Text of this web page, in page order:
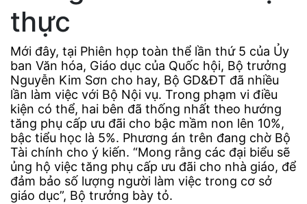
thực
Mới đây, tại Phiên họp toàn thể lần thứ 5 của Ủy
ban Văn hóa, Giáo dục của Quốc hội, Bộ trưởng
Nguyễn Kim Sơn cho hay, Bộ GD&ĐT đã nhiều
lần làm việc với Bộ Nội vụ. Trong phạm vi điều
kiện có thể, hai bên đã thống nhất theo hướng
tăng phụ cấp ưu đãi cho bậc mầm non lên 10%,
bậc tiểu học là 5%. Phương án trên đang chờ Bộ
Tài chính cho ý kiến. “Mong rằng các đại biểu sẽ
ủng hộ việc tăng phụ cấp ưu đãi cho nhà giáo, để
đảm bảo số lượng người làm việc trong cơ sở
giáo dục”, Bộ trưởng bày tỏ.